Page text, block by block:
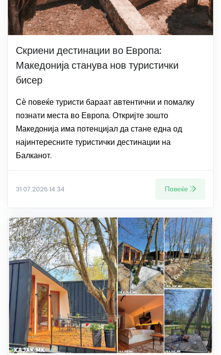
Скриени дестинации во Европа:
Македонија станува нов туристички
бисер
Сѐ повеќе туристи бараат автентични и помалку
познати места во Европа. Откријте зошто
Македонија има потенцијал да стане една од
најинтересните туристички дестинации на
Балканот.
31.07.2026 14:34 Повеќе